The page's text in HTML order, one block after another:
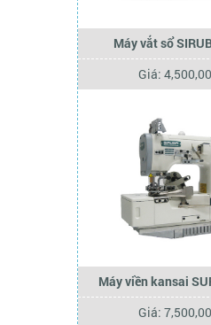
Máy vắt sổ
Giá:
Máy viền kansai
Giá: